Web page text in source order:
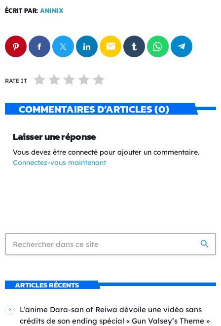
ÉCRIT PAR: ANIMIX
email
RATE IT
COMMENTAIRES D’ARTICLES (0)
Laisser une réponse
Vous devez être connecté pour ajouter un commentaire.
Connectez-vous maintenant
search
ARTICLES RÉCENTS
L’anime Dara-san of Reiwa dévoile une vidéo sans
crédits de son ending spécial « Gun Valsey’s Theme »